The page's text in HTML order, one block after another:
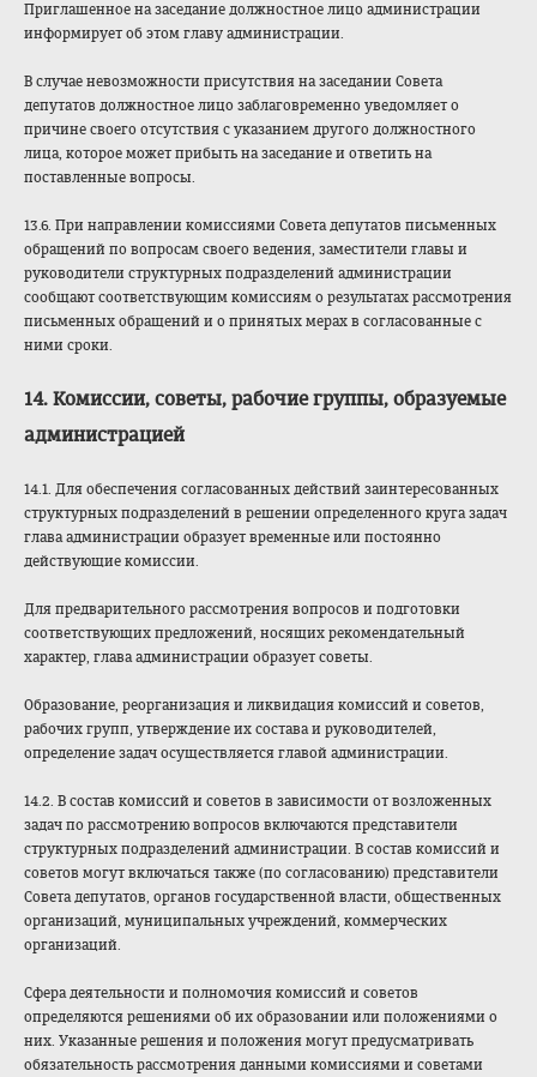
Приглашенное на заседание должностное лицо администрации
информирует об этом главу администрации.
В случае невозможности присутствия на заседании Совета
депутатов должностное лицо заблаговременно уведомляет о
причине своего отсутствия с указанием другого должностного
лица, которое может прибыть на заседание и ответить на
поставленные вопросы.
13.6. При направлении комиссиями Совета депутатов письменных
обращений по вопросам своего ведения, заместители главы и
руководители структурных подразделений администрации
сообщают соответствующим комиссиям о результатах рассмотрения
письменных обращений и о принятых мерах в согласованные с
ними сроки.
14. Комиссии, советы, рабочие группы, образуемые
администрацией
14.1. Для обеспечения согласованных действий заинтересованных
структурных подразделений в решении определенного круга задач
глава администрации образует временные или постоянно
действующие комиссии.
Для предварительного рассмотрения вопросов и подготовки
соответствующих предложений, носящих рекомендательный
характер, глава администрации образует советы.
Образование, реорганизация и ликвидация комиссий и советов,
рабочих групп, утверждение их состава и руководителей,
определение задач осуществляется главой администрации.
14.2. В состав комиссий и советов в зависимости от возложенных
задач по рассмотрению вопросов включаются представители
структурных подразделений администрации. В состав комиссий и
советов могут включаться также (по согласованию) представители
Совета депутатов, органов государственной власти, общественных
организаций, муниципальных учреждений, коммерческих
организаций.
Сфера деятельности и полномочия комиссий и советов
определяются решениями об их образовании или положениями о
них. Указанные решения и положения могут предусматривать
обязательность рассмотрения данными комиссиями и советами